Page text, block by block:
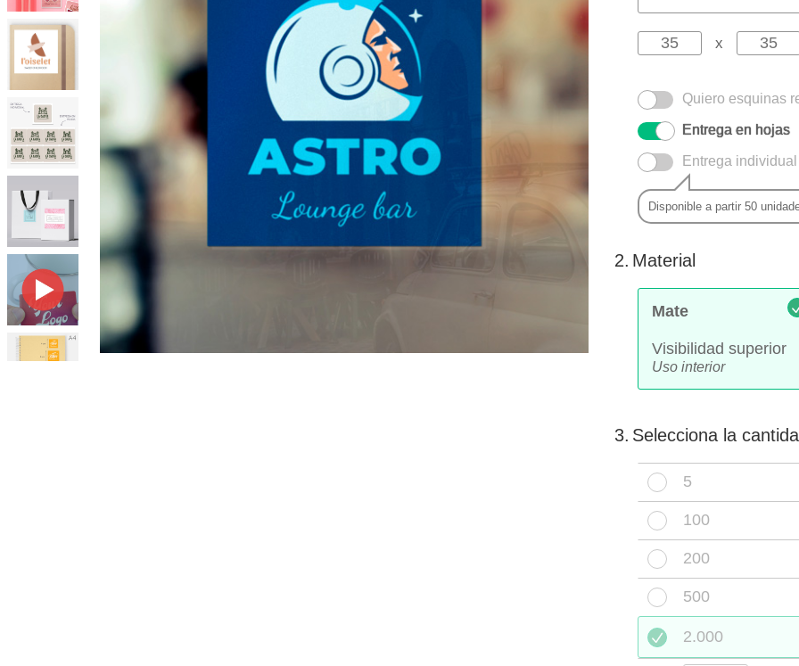
x
Quiero esquinas
Entrega en hojas
Entrega individual
Disponible a partir 50
2. Material
Mate
Visibilidad superior
Uso interior
3. Selecciona la
5
100
200
500
2.000